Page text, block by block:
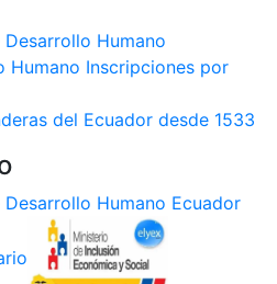
Humano
Humano Inscripciones por
del Ecuador desde 1533
Humano Ecuador